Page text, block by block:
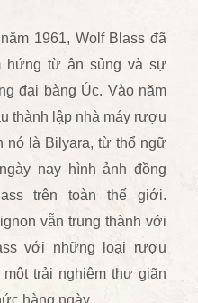
1961, Wolf Blass đã
hứng từ ân sủng và sự
đại bàng Úc. Vào năm
thành lập nhà máy rượu
nó là Bilyara, từ thổ ngữ
nay hình ảnh đồng
trên toàn thế giới.
vẫn trung thành với
với những loại rượu
trải nghiệm thư giãn
hàng ngày.